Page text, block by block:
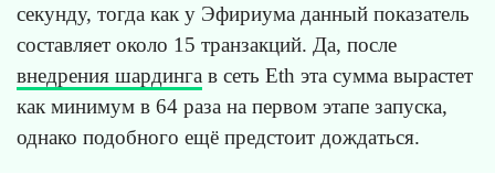
секунду, тогда как у Эфириума данный показатель
составляет около 15 транзакций. Да, после
внедрения шардинга в сеть Eth эта сумма вырастет
как минимум в 64 раза на первом этапе запуска,
однако подобного ещё предстоит дождаться.